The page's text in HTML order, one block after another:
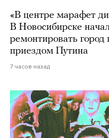
«В центре марафет
В Новосибирске
ремонтировать
приездом Путина
7 часов назад